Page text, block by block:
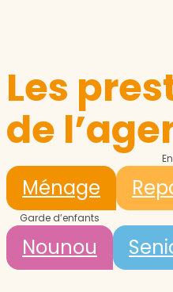
Les
de
Ménage
Garde d’enfants
Nounou